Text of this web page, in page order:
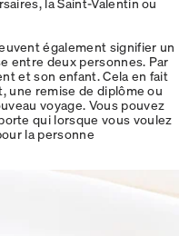
également signifier un
entre deux personnes. Par
et son enfant. Cela en fait
une remise de diplôme ou
voyage. Vous pouvez
qui lorsque vous voulez
la personne